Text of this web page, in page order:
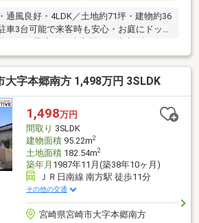
通風良好・4LDK／土地約71坪・建物約36
車3台可能で来客時も安心・お庭にドッグ
パス、高速入口へのアクセス良好・市街
）で将来的な建替可能※住居に限る
大字本郷南方 1,498万円 3SLDK
1,498万円
間取り 3SLDK
建物面積95.22m2
土地面積182.54m2
築年月 1987年11月(築38年10ヶ月)
ＪＲ日南線 南方駅 徒歩11分
その他の交通
宮崎県宮崎市大字本郷南方